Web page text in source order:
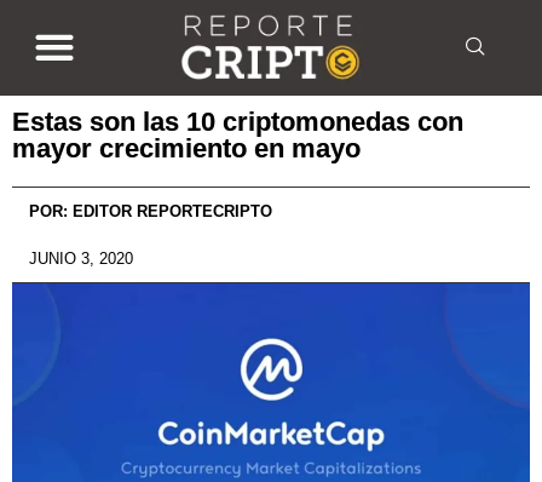
Estas son las 10 criptomonedas con
mayor crecimiento en mayo
POR: EDITOR REPORTECRIPTO
JUNIO 3, 2020